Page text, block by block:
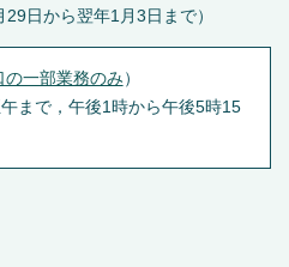
日から翌年1月3日まで）
の一部業務のみ ）
まで，午後1時から午後5時15